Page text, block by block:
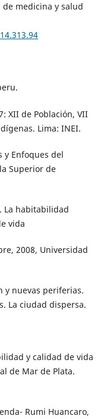
medicina y salud
XII de Población, VII
Lima: INEI.
y Enfoques del
Superior de
La habitabilidad
vida
2008, Universidad
y nuevas periferias.
La ciudad dispersa.
y calidad de vida
de Mar de Plata.
Rumi Huancaro,